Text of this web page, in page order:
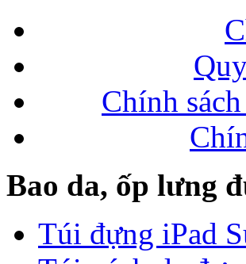
Chính
Bao da, ốp lưng
Túi đựng iPad